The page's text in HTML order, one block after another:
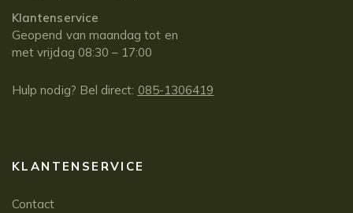
Klantenservice
Geopend van maandag tot en
met vrijdag 08:30 – 17:00
Hulp nodig? Bel direct: 085-1306419
KLANTENSERVICE
Contact